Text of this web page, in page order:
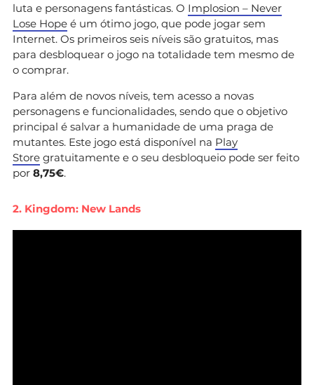
luta e personagens fantásticas. O Implosion – Never
Lose Hope é um ótimo jogo, que pode jogar sem
Internet. Os primeiros seis níveis são gratuitos, mas
para desbloquear o jogo na totalidade tem mesmo de
o comprar.
Para além de novos níveis, tem acesso a novas
personagens e funcionalidades, sendo que o objetivo
principal é salvar a humanidade de uma praga de
mutantes. Este jogo está disponível na Play
Store gratuitamente e o seu desbloqueio pode ser feito
por 8,75€.
2. Kingdom: New Lands